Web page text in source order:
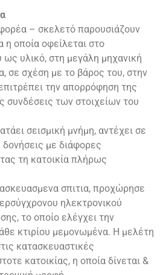
– σκελετό παρουσιάζουν
η οποία οφείλεται στο
υλικό, στη μεγάλη μηχανική
σε σχέση με το βάρος του, στην
την απορρόφηση της
συνδέσεις των στοιχείων του
σεισμική μνήμη, αντέχει σε
με διάφορες
τη κατοικία πλήρως
σπιτια, προχώρησε
ηλεκτρονικού
το οποίο ελέγχει την
κτιρίου μεμονωμένα. Η μελέτη
κατασκευαστικές
κατοικίας, η οποία δίνεται &